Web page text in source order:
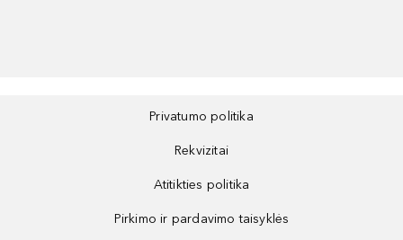
Privatumo politika
Rekvizitai
Atitikties politika
Pirkimo ir pardavimo taisyklės